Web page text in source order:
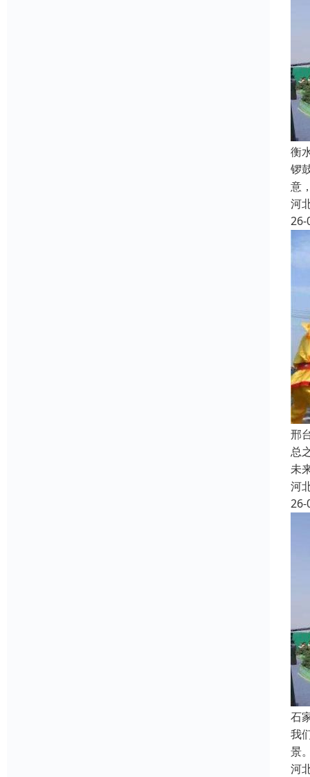
衡
锣
意
河
26-
邢
总
未
河
26-
石
我
景
河